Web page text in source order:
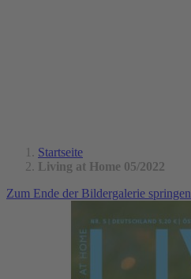
Startseite
Living at Home 05/2022
Zum Ende der Bildergalerie springen